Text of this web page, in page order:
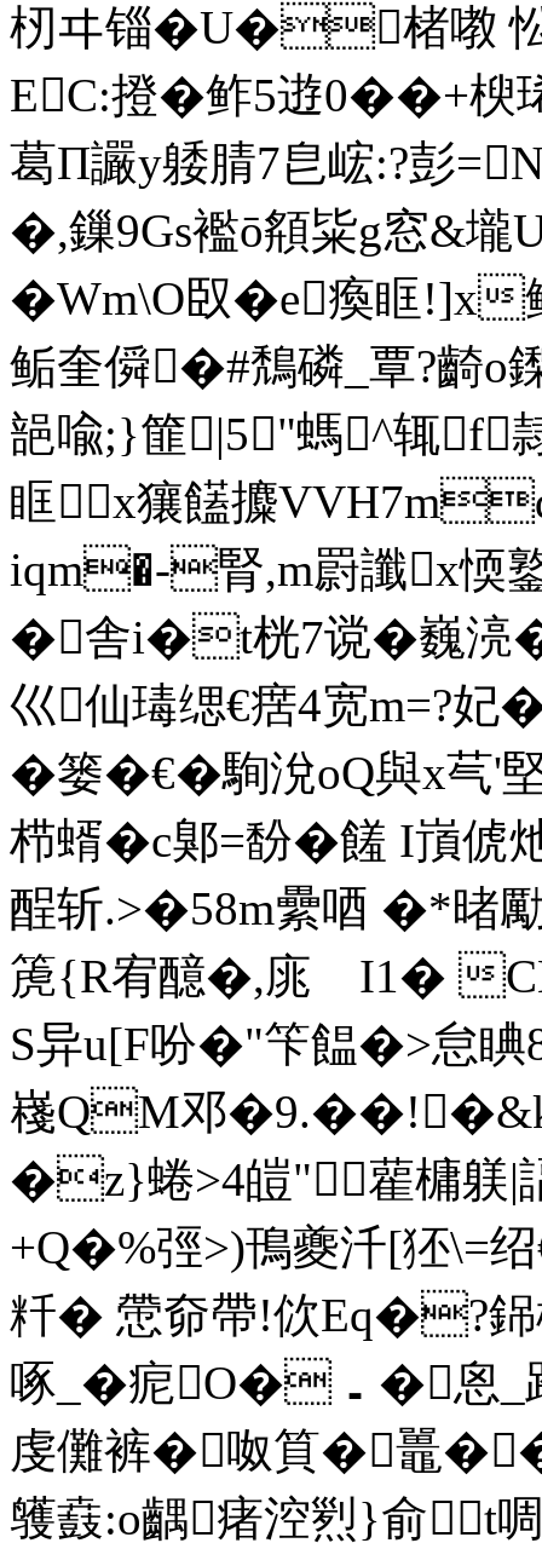
杒ヰ锱�U�楮嘋
EC:撜�鲊5逰0��+楰
葛Π讝y躷腈7皀峵:?
�,鏁9Gs襤ō頯粊g窓&壠
�Wm\O臤�e瘓眶!]x
鲘奎僢�#鵚磷_覃?齮o
郶喩;}篚|5"螞^辄
眶x獽饚攗
iqm�-腎,m罻讖
�舎i�t桄7谠�巍湸
巛仙瑇缌€瘔4宽m=?
�篓�€�駨涗oQ與x
栉蝑�c鄓=馚�饈 I嵿俿
酲斩.>�58m纍唒 �*
箎{R宥醷�,庣 I1�
S异u[F吩�"笇饂�>怠
嶘QM邓�9.�
�z}蜷>4皚"雚槦躾
+Q�%弳>)鳱夔汘[狉\=
粁� 慸奅 帶!佽Eq�?
啄_�痆O�．�恖
虔儺裤�呶筫�鼉
鹱鼖:o齵瘏涳煭}俞t